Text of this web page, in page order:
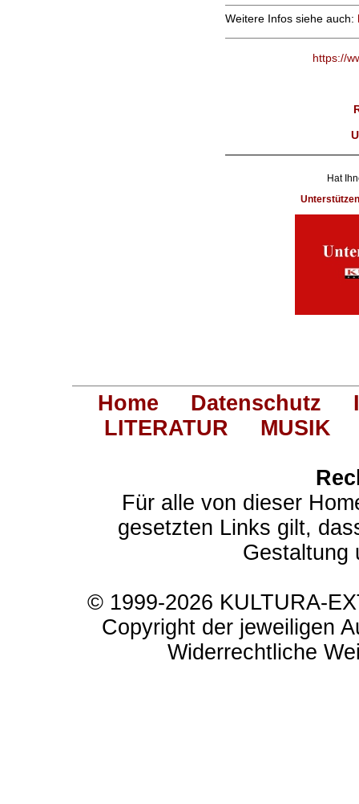
Weitere Infos siehe auch:
https://
Hat
Home Datenschutz
LITERATUR
MUSIK
Für alle von dieser
gesetzten Links gilt,
Gestaltung
© 1999-2026 KULTURA-
Copyright der jeweiligen
Widerrechtliche